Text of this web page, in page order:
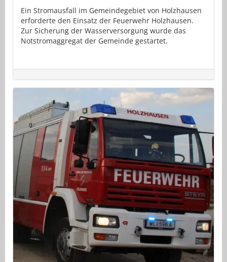
Ein Stromausfall im Gemeindegebiet von Holzhausen
erforderte den Einsatz der Feuerwehr Holzhausen.
Zur Sicherung der Wasserversorgung wurde das
Notstromaggregat der Gemeinde gestartet.